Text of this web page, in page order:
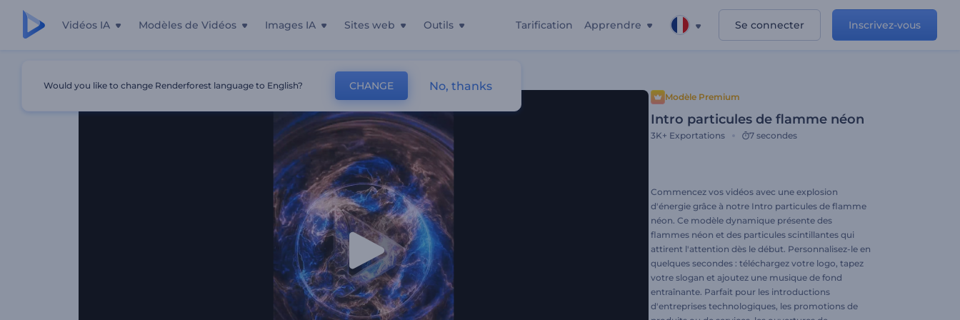
Vidéos IA Modèles de Vidéos Images IA Sites web Outils Tarification Apprendre Se connecter Inscrivez-vous
Modèle Premium
Intro particules de flamme néon
3K+ Exportations 7 secondes
Commencez vos vidéos avec une explosion
d'énergie grâce à notre Intro particules de flamme
néon. Ce modèle dynamique présente des
flammes néon et des particules scintillantes qui
attirent l'attention dès le début. Personnalisez-le en
quelques secondes : téléchargez votre logo, tapez
votre slogan et ajoutez une musique de fond
entraînante. Parfait pour les introductions
d'entreprises technologiques, les promotions de
Would you like to change Renderforest language to English? CHANGE No, thanks